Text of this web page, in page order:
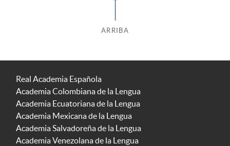
ARRIBA
Real Academia Española
Academia Colombiana de la Lengua
Academia Ecuatoriana de la Lengua
Academia Mexicana de la Lengua
Academia Salvadoreña de la Lengua
Academia Venezolana de la Lengua